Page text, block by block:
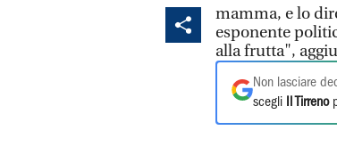
mamma, e lo
esponente
alla frutta",
Non lasciare
scegli
Il Tirreno